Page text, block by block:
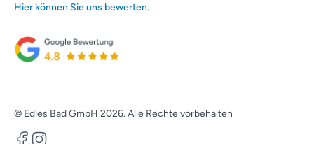
Hier können Sie uns bewerten.
© Edles Bad GmbH 2026. Alle Rechte vorbehalten